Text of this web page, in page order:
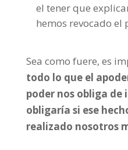
el tener que
hemos revocado el
Sea como fuere, es
todo lo que el
poder nos obliga de
obligaría si ese
realizado nosotros